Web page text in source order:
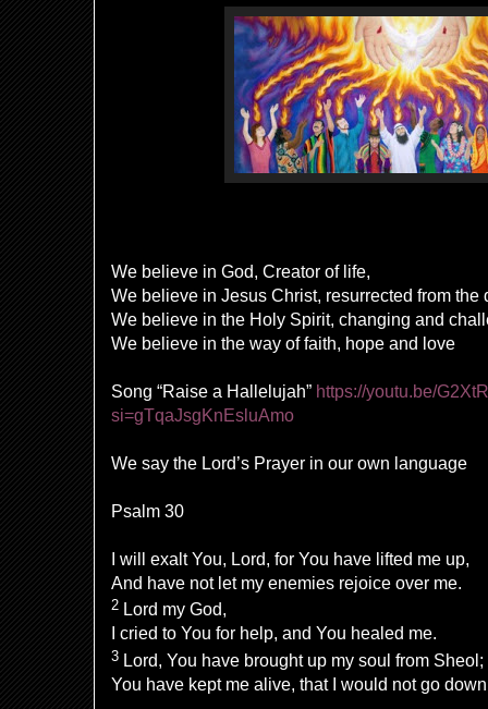
We believe in God, Creator of life,
We believe in Jesus Christ, resurrected from the
We believe in the Holy Spirit, changing and
We believe in the way of faith, hope and love
Song “Raise a Hallelujah” https://youtu.be/
si=gTqaJsgKnEsluAmo
We say the Lord’s Prayer in our own language
Psalm 30
I will exalt You, Lord, for You have lifted me up,
And have not let my enemies rejoice over me.
2 Lord my God,
cried to You for help, and You healed me.
3 Lord, You have brought up my soul from Sheol;
You have kept me alive, that I would not go